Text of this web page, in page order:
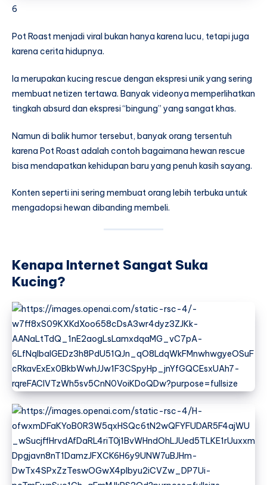
6
Pot Roast menjadi viral bukan hanya karena lucu, tetapi juga
karena cerita hidupnya.
Ia merupakan kucing rescue dengan ekspresi unik yang sering
membuat netizen tertawa. Banyak videonya memperlihatkan
tingkah absurd dan ekspresi “bingung” yang sangat khas.
Namun di balik humor tersebut, banyak orang tersentuh
karena Pot Roast adalah contoh bagaimana hewan rescue
bisa mendapatkan kehidupan baru yang penuh kasih sayang.
Konten seperti ini sering membuat orang lebih terbuka untuk
mengadopsi hewan dibanding membeli.
Kenapa Internet Sangat Suka
Kucing?